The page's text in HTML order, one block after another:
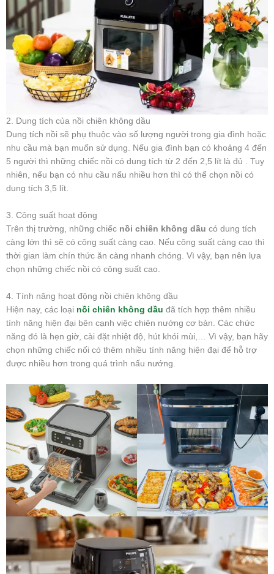
2. Dung tích của nồi chiên không dầu
Dung tích nồi sẽ phụ thuộc vào số lượng người trong gia đình hoặc
nhu cầu mà bạn muốn sử dụng. Nếu gia đình bạn có khoảng 4 đến
5 người thì những chiếc nồi có dung tích từ 2 đến 2,5 lít là đủ . Tuy
nhiên, nếu bạn có nhu cầu nấu nhiều hơn thì có thể chọn nồi có
dung tích 3,5 lít.
3. Công suất hoạt động
Trên thị trường, những chiếc nồi chiên không dầu có dung tích
càng lớn thì sẽ có công suất càng cao. Nếu công suất càng cao thì
thời gian làm chín thức ăn càng nhanh chóng. Vì vậy, bạn nên lựa
chọn những chiếc nồi có công suất cao.
4. Tính năng hoạt động nồi chiên không dầu
Hiện nay, các loại nồi chiên không dầu đã tích hợp thêm nhiều
tính năng hiện đại bên cạnh việc chiên nướng cơ bản. Các chức
năng đó là hẹn giờ, cài đặt nhiệt độ, hút khói mùi,… Vì vậy, bạn hãy
chọn những chiếc nối có thêm nhiều tính năng hiện đại để hỗ trợ
được nhiều hơn trong quá trình nấu nướng.